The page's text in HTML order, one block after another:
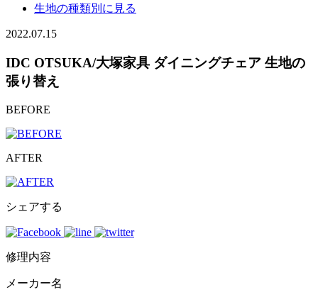
生地の種類別に見る
2022.07.15
IDC OTSUKA/大塚家具 ダイニングチェア 生地の
張り替え
BEFORE
AFTER
シェアする
修理内容
メーカー名